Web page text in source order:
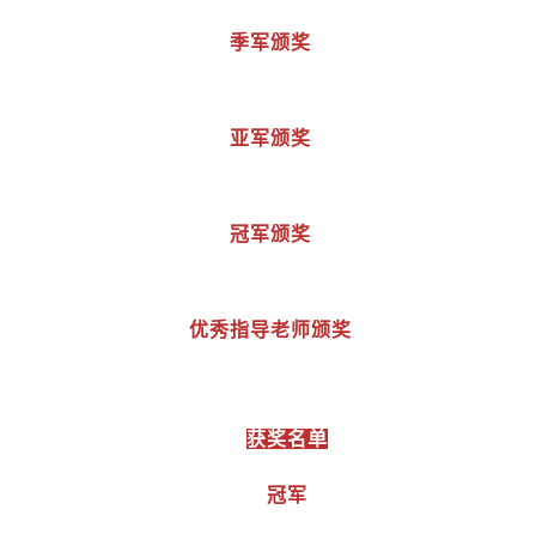
季军颁奖
亚军颁奖
冠军颁奖
优秀指导老师颁奖
获奖名单
冠军